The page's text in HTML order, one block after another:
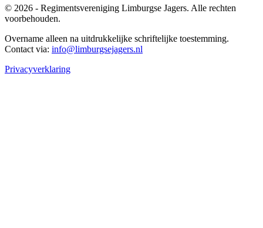
© 2026 - Regimentsvereniging Limburgse Jagers. Alle rechten
voorbehouden.
Overname alleen na uitdrukkelijke schriftelijke toestemming.
Contact via: info@limburgsejagers.nl
Privacyverklaring